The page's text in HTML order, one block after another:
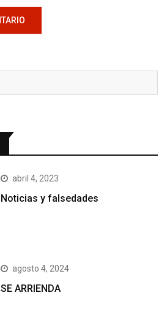
abril 4, 2023
Noticias y falsedades
agosto 4, 2024
SE ARRIENDA